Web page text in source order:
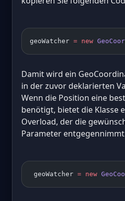
geoWatcher = new
Damit wird ein
in der zuvor deklarierten
Wenn die Position eine
benötigt, bietet die Klasse
Overload, der die
Parameter
geoWatcher = new